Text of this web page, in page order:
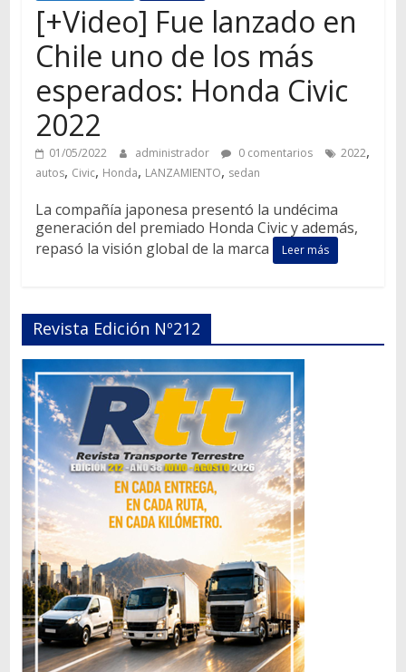
[+Video] Fue lanzado en
Chile uno de los más
esperados: Honda Civic
2022
01/05/2022 administrador 0 comentarios 2022,
autos, Civic, Honda, LANZAMIENTO, sedan
La compañía japonesa presentó la undécima
generación del premiado Honda Civic y además,
repasó la visión global de la marca
Leer más
Revista Edición Nº212